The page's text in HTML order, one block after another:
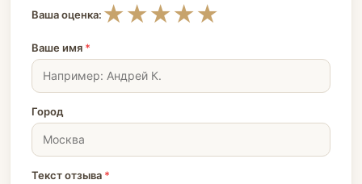
Ваша оценка: ★
★
★
★
★
Ваше имя *
Город
Текст отзыва *